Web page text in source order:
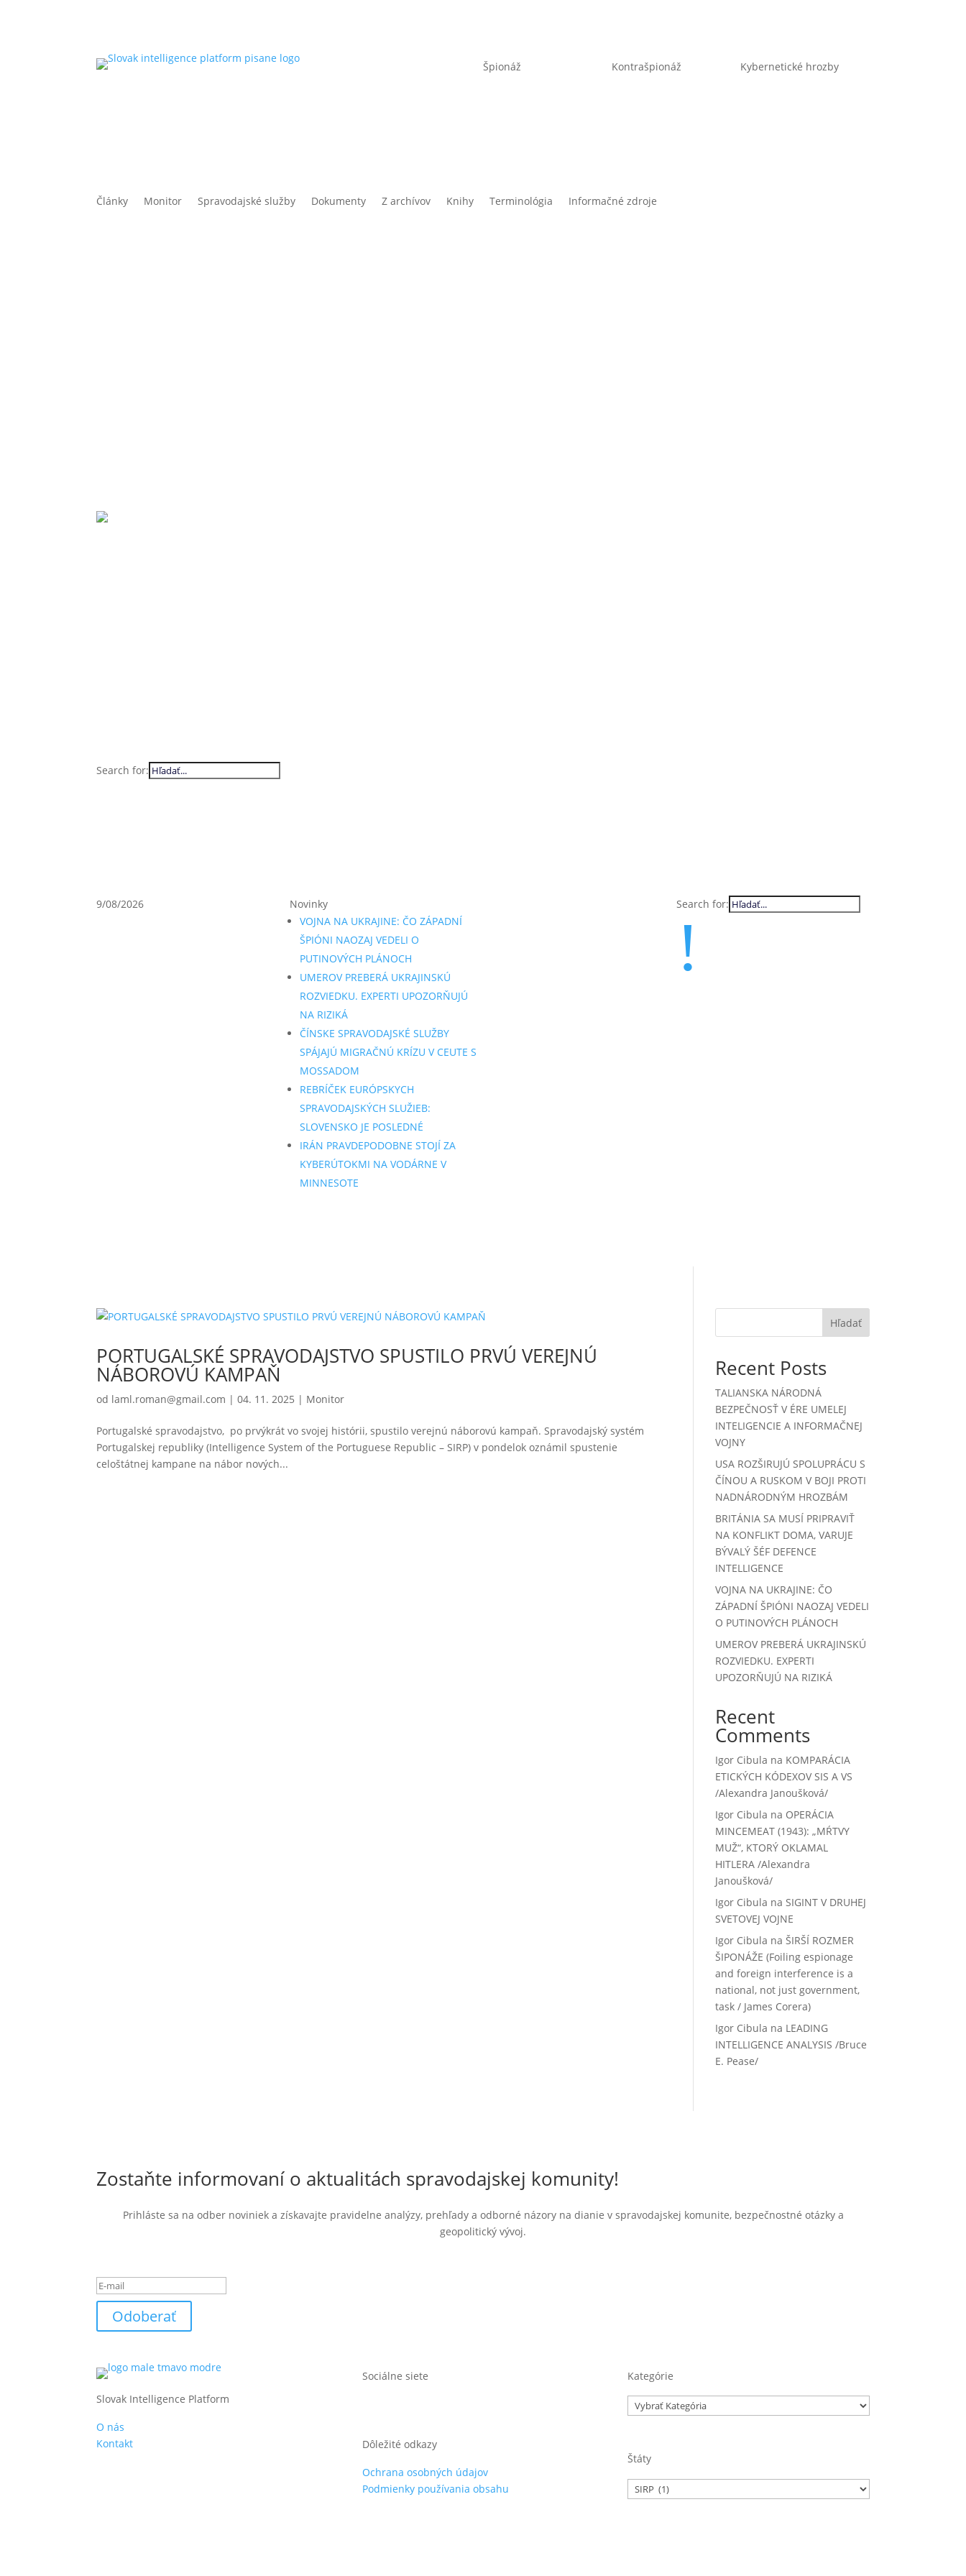
Špionáž Kontrašpionáž Kybernetické hrozby
Články Monitor Spravodajské služby Dokumenty Z archívov Knihy Terminológia Informačné zdroje
Search for:
9/08/2026
Novinky
VOJNA NA UKRAJINE: ČO ZÁPADNÍ
ŠPIÓNI NAOZAJ VEDELI O
PUTINOVÝCH PLÁNOCH
UMEROV PREBERÁ UKRAJINSKÚ
ROZVIEDKU. EXPERTI UPOZORŇUJÚ
NA RIZIKÁ
ČÍNSKE SPRAVODAJSKÉ SLUŽBY
SPÁJAJÚ MIGRAČNÚ KRÍZU V CEUTE S
MOSSADOM
REBRÍČEK EURÓPSKYCH
SPRAVODAJSKÝCH SLUŽIEB:
SLOVENSKO JE POSLEDNÉ
IRÁN PRAVDEPODOBNE STOJÍ ZA
KYBERÚTOKMI NA VODÁRNE V
MINNESOTE
Search for:
!
PORTUGALSKÉ SPRAVODAJSTVO SPUSTILO PRVÚ VEREJNÚ
NÁBOROVÚ KAMPAŇ
od laml.roman@gmail.com |04. 11. 2025 | Monitor
Portugalské spravodajstvo, po prvýkrát vo svojej histórii, spustilo verejnú náborovú kampaň. Spravodajský systém
Portugalskej republiky (Intelligence System of the Portuguese Republic – SIRP) v pondelok oznámil spustenie
celoštátnej kampane na nábor nových...
Hľadať
Recent Posts
TALIANSKA NÁRODNÁ
BEZPEČNOSŤ V ÉRE UMELEJ
INTELIGENCIE A INFORMAČNEJ
VOJNY
USA ROZŠIRUJÚ SPOLUPRÁCU S
ČÍNOU A RUSKOM V BOJI PROTI
NADNÁRODNÝM HROZBÁM
BRITÁNIA SA MUSÍ PRIPRAVIŤ
NA KONFLIKT DOMA, VARUJE
BÝVALÝ ŠÉF DEFENCE
INTELLIGENCE
VOJNA NA UKRAJINE: ČO
ZÁPADNÍ ŠPIÓNI NAOZAJ VEDELI
O PUTINOVÝCH PLÁNOCH
UMEROV PREBERÁ UKRAJINSKÚ
ROZVIEDKU. EXPERTI
UPOZORŇUJÚ NA RIZIKÁ
Recent
Comments
Igor Cibula na KOMPARÁCIA
ETICKÝCH KÓDEXOV SIS A VS
/Alexandra Janoušková/
Igor Cibula na OPERÁCIA
MINCEMEAT (1943): „MŔTVY
MUŽ“, KTORÝ OKLAMAL
HITLERA /Alexandra
Janoušková/
Igor Cibula na SIGINT V DRUHEJ
SVETOVEJ VOJNE
Igor Cibula na ŠIRŠÍ ROZMER
ŠIPONÁŽE (Foiling espionage
and foreign interference is a
national, not just government,
task / James Corera)
Igor Cibula na LEADING
INTELLIGENCE ANALYSIS /Bruce
E. Pease/
Zostaňte informovaní o aktualitách spravodajskej komunity!
Prihláste sa na odber noviniek a získavajte pravidelne analýzy, prehľady a odborné názory na dianie v spravodajskej komunite, bezpečnostné otázky a
geopolitický vývoj.
Odoberať
Slovak Intelligence Platform
O nás
Kontakt
Sociálne siete
Dôležité odkazy
Ochrana osobných údajov
Podmienky používania obsahu
Kategórie
Kategórie
Štáty
Značky